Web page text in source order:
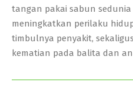
tangan pakai sabun
meningkatkan perilaku
timbulnya penyakit,
kematian pada balita dan